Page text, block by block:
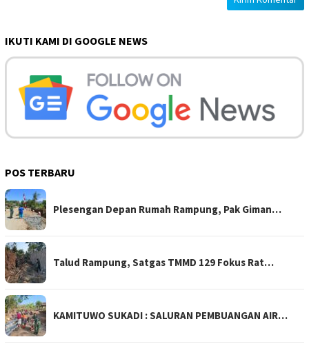
IKUTI KAMI DI GOOGLE NEWS
POS TERBARU
Plesengan Depan Rumah Rampung, Pak Giman…
Talud Rampung, Satgas TMMD 129 Fokus Rat…
KAMITUWO SUKADI : SALURAN PEMBUANGAN AIR…